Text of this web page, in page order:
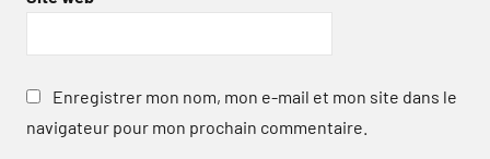
Enregistrer mon nom, mon e-mail et mon site dans le
navigateur pour mon prochain commentaire.